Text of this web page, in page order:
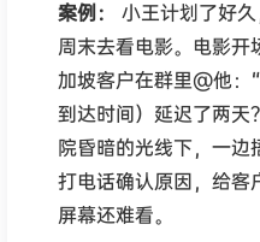
案例：
小王计划了好
周末去看电影。电影开
加坡客户在群里@他：
到达时间）延迟了两天
院昏暗的光线下，一边
打电话确认原因，给客
屏幕还难看。